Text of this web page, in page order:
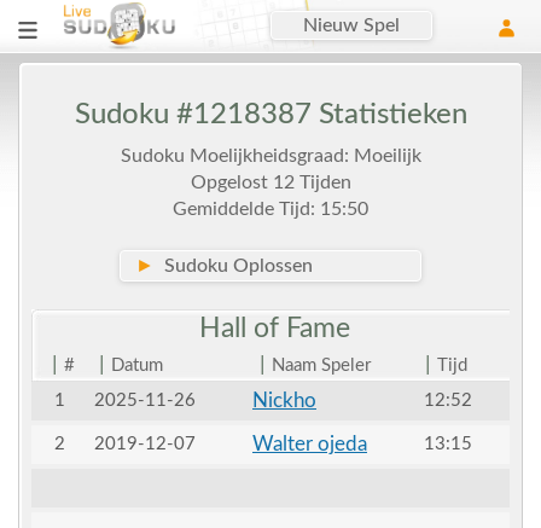
Nieuw Spel
Sudoku #1218387 Statistieken
Sudoku Moelijkheidsgraad: Moeilijk
Opgelost 12 Tijden
Gemiddelde Tijd: 15:50
► Sudoku Oplossen
Hall of Fame
# Datum Naam Speler
Tijd
1
2025-11-26 Nickho 12:52
2 2019-12-07 Walter ojeda 13:15